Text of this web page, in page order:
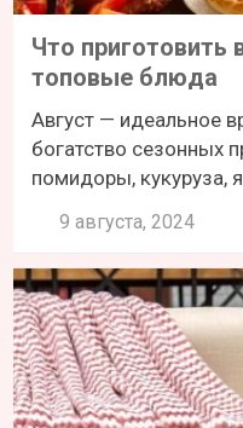
Что приготовить
топовые блюда
Август — идеальное
богатство сезонных
помидоры, кукуруза,
9 августа, 2024